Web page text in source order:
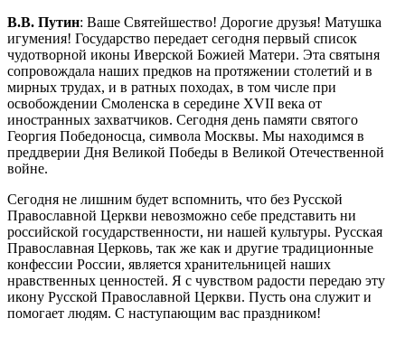
В.В. Путин: Ваше Святейшество! Дорогие друзья! Матушка
игумения! Государство передает сегодня первый список
чудотворной иконы Иверской Божией Матери. Эта святыня
сопровождала наших предков на протяжении столетий и в
мирных трудах, и в ратных походах, в том числе при
освобождении Смоленска в середине XVII века от
иностранных захватчиков. Сегодня день памяти святого
Георгия Победоносца, символа Москвы. Мы находимся в
преддверии Дня Великой Победы в Великой Отечественной
войне.
Сегодня не лишним будет вспомнить, что без Русской
Православной Церкви невозможно себе представить ни
российской государственности, ни нашей культуры. Русская
Православная Церковь, так же как и другие традиционные
конфессии России, является хранительницей наших
нравственных ценностей. Я с чувством радости передаю эту
икону Русской Православной Церкви. Пусть она служит и
помогает людям. С наступающим вас праздником!